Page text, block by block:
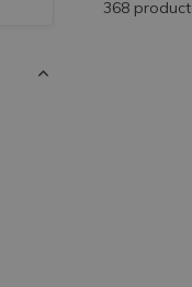
368